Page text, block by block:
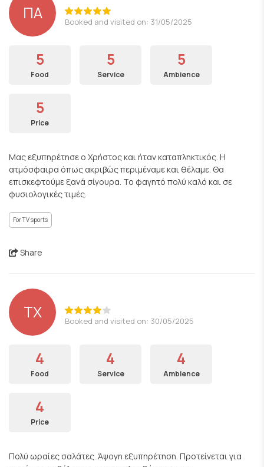
ΠΑ Booked and visited on: 31/05/2025
5
Food
5
Service
5
Ambience
5
Price
Μας εξυπηρέτησε ο Χρήστος και ήταν καταπληκτικός. Η
ατμόσφαιρα όπως ακριβώς περιμέναμε και θέλαμε. Θα
επισκεφτούμε ξανά σίγουρα. Το φαγητό πολύ καλό και σε
φυσιολογικές τιμές.
For TV sports
Share
ΤΧ Booked and visited on: 30/05/2025
4
Food
4
Service
4
Ambience
4
Price
Πολύ ωραίες σαλάτες. Άψογη εξυπηρέτηση. Προτείνεται για